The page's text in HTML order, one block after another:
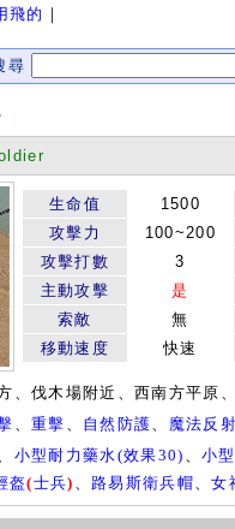
飛的 ｜
尋
生命值 1500
攻擊力
100~200
攻擊打數
3
主動攻擊
是
索敵
無
移動速度
快速
、伐木場附近、西南方平原
、重擊 、 自然防護、 魔法反射
小型耐力藥水(效果30) 、小
盔(士兵) 、 路易斯衛兵帽、女